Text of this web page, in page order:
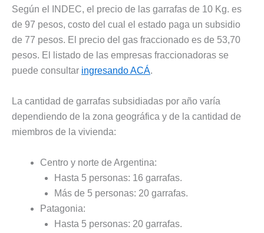
Según el INDEC, el precio de las garrafas de 10 Kg. es
de 97 pesos, costo del cual el estado paga un subsidio
de 77 pesos. El precio del gas fraccionado es de 53,70
pesos. El listado de las empresas fraccionadoras se
puede consultar ingresando ACÁ.
La cantidad de garrafas subsidiadas por año varía
dependiendo de la zona geográfica y de la cantidad de
miembros de la vivienda:
Centro y norte de Argentina:
Hasta 5 personas: 16 garrafas.
Más de 5 personas: 20 garrafas.
Patagonia:
Hasta 5 personas: 20 garrafas.